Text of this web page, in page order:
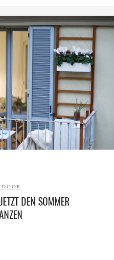
DEN SOMMER